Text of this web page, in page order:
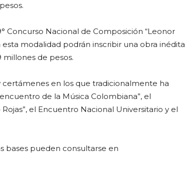
Concurso Nacional de Composición “Leonor
esta modalidad podrán inscribir una obra inédita
millones de pesos.
en los que tradicionalmente ha
de la Música Colombiana”, el
el Encuentro Nacional Universitario y el
bases pueden consultarse en